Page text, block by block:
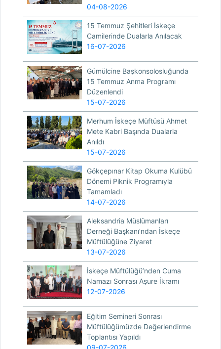
04-08-2026
15 Temmuz Şehitleri İskeçe
Camilerinde Dualarla Anılacak
16-07-2026
Gümülcine Başkonsolosluğunda
15 Temmuz Anma Programı
Düzenlendi
15-07-2026
Merhum İskeçe Müftüsü Ahmet
Mete Kabri Başında Dualarla
Anıldı
15-07-2026
Gökçepınar Kitap Okuma Kulübü
Dönemi Piknik Programıyla
Tamamladı
14-07-2026
Aleksandria Müslümanları
Derneği Başkanı’ndan İskeçe
Müftülüğüne Ziyaret
13-07-2026
İskeçe Müftülüğü’nden Cuma
Namazı Sonrası Aşure İkramı
12-07-2026
Eğitim Semineri Sonrası
Müftülüğümüzde Değerlendirme
Toplantısı Yapıldı
09-07-2026